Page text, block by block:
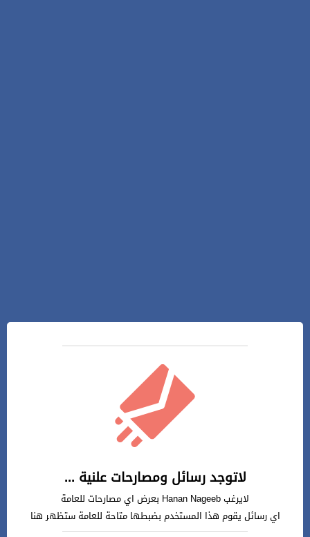
لاتوجد رسائل ومصارحات علنية ...
لايرغب Hanan Nageeb بعرض اي مصارحات للعامة
اي رسائل يقوم هذا المستخدم بضبطها متاحة للعامة ستظهر هنا